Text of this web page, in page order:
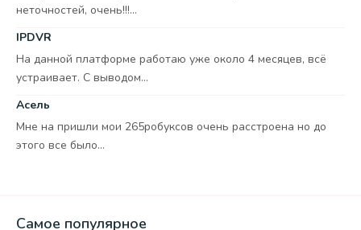
неточностей, очень!!!...
IPDVR
На данной платформе работаю уже около 4 месяцев, всё
устраивает. С выводом...
Асель
Мне на пришли мои 265робуксов очень расстроена но до
этого все было...
Самое популярное